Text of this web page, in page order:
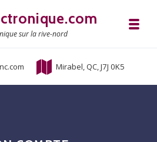
sur la rive-nord
Mirabel, QC, J7J 0K5